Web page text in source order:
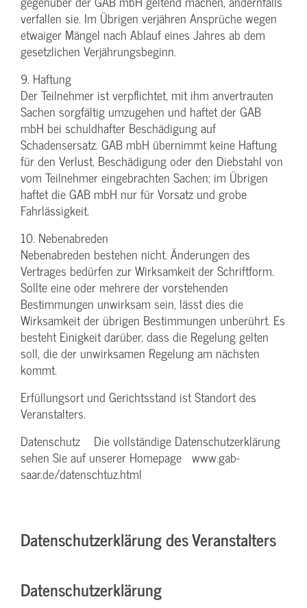
verfallen sie. Im Übrigen verjähren Ansprüche wegen
etwaiger Mängel nach Ablauf eines Jahres ab dem
gesetzlichen Verjährungsbeginn.
9. Haftung
Der Teilnehmer ist verpflichtet, mit ihm anvertrauten
Sachen sorgfältig umzugehen und haftet der GAB
mbH bei schuldhafter Beschädigung auf
Schadensersatz. GAB mbH übernimmt keine Haftung
für den Verlust, Beschädigung oder den Diebstahl von
vom Teilnehmer eingebrachten Sachen; im Übrigen
haftet die GAB mbH nur für Vorsatz und grobe
Fahrlässigkeit.
10. Nebenabreden
Nebenabreden bestehen nicht. Änderungen des
Vertrages bedürfen zur Wirksamkeit der Schriftform.
Sollte eine oder mehrere der vorstehenden
Bestimmungen unwirksam sein, lässt dies die
Wirksamkeit der übrigen Bestimmungen unberührt. Es
besteht Einigkeit darüber, dass die Regelung gelten
soll, die der unwirksamen Regelung am nächsten
kommt.
Erfüllungsort und Gerichtsstand ist Standort des
Veranstalters.
Datenschutz Die vollständige Datenschutzerklärung
sehen Sie auf unserer Homepage www.gab-
saar.de/datenschtuz.html
Datenschutzerklärung des Veranstalters
Datenschutzerklärung